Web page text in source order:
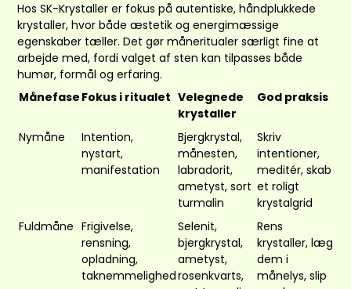
Hos SK-Krystaller er fokus på autentiske, håndplukkede
krystaller, hvor både æstetik og energimæssige
egenskaber tæller. Det gør måneritualer særligt fine at
arbejde med, fordi valget af sten kan tilpasses både
humør, formål og erfaring.
Månefase Fokus i ritualet Velegnede
krystaller
God praksis
Nymåne
Intention,
nystart,
manifestation
Bjergkrystal,
månesten,
labradorit,
ametyst, sort
turmalin
Skriv
intentioner,
meditér, skab
et roligt
krystalgrid
Fuldmåne Frigivelse,
rensning,
opladning,
taknemmelighed
Selenit,
bjergkrystal,
ametyst,
rosenkvarts,
Rens
krystaller, læg
dem i
månelys, slip